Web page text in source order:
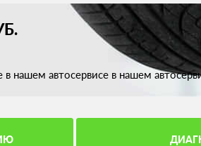
нашем автосервисе в нашем